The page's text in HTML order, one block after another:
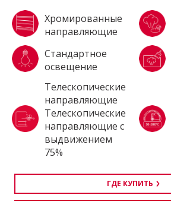
Хромированные
направляющие
Стандартное
освещение
Tелескопические
направляющие
Телескопические
направляющие с
выдвижением
75%
ГДЕ КУПИТЬ